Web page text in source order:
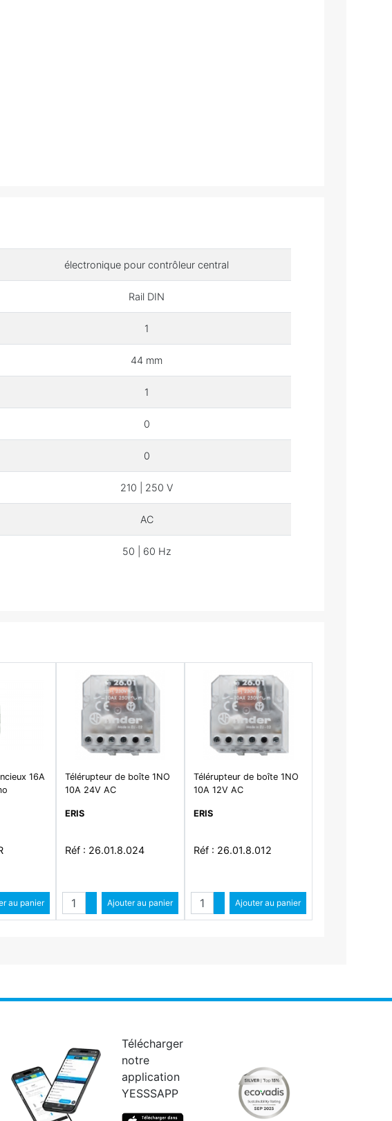
électronique pour contrôleur central
Rail DIN
1
44 mm
1
0
0
210 | 250 V
AC
50 | 60 Hz
16A
quantité
quantité
au panier
Télérupteur de boîte 1NO
10A 24V AC
ERIS
Réf : 26.01.8.024
QuantitéAugmenter quantité
Diminuer quantité
Ajouter au panier
Télérupteur de boîte 1NO
10A 12V AC
ERIS
Réf : 26.01.8.012
QuantitéAugmenter quantité
Diminuer quantité
Ajouter au panier
Télécharger
notre
application
YESSSAPP